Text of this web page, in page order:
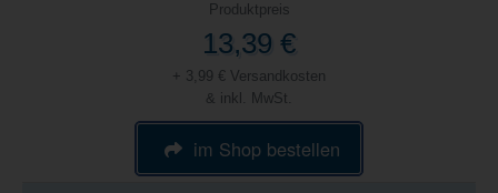
Produktpreis
13,39 €
+ 3,99 € Versandkosten
& inkl. MwSt.
im Shop bestellen